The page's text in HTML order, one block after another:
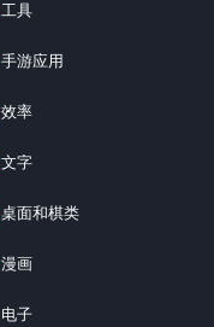
工具
手游应用
效率
文字
桌面和棋类
漫画
电子